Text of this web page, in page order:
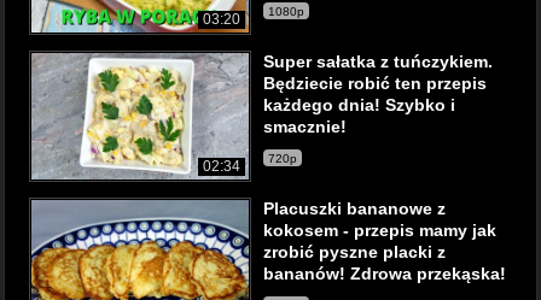
03:20 1080p
02:34
Super sałatka z tuńczykiem.
Będziecie robić ten przepis
każdego dnia! Szybko i
smacznie!
720p
Placuszki bananowe z
kokosem - przepis mamy jak
zrobić pyszne placki z
bananów! Zdrowa przekąska!